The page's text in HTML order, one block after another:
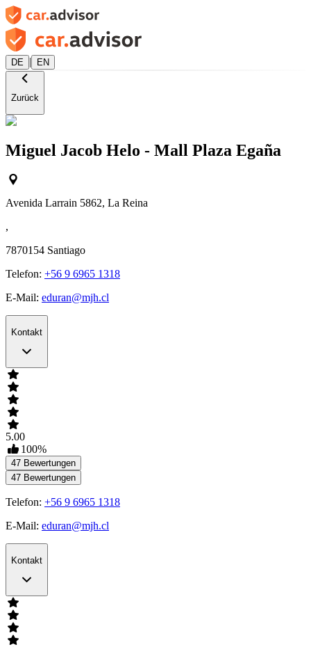
DE | EN
Zurück
Miguel Jacob Helo - Mall Plaza Egaña
Avenida Larrain 5862, La Reina
,
7870154 Santiago
Telefon: +56 9 6965 1318
E-Mail: eduran@mjh.cl
Kontakt
5.00
100%
47 Bewertungen
47 Bewertungen
Telefon: +56 9 6965 1318
E-Mail: eduran@mjh.cl
Kontakt